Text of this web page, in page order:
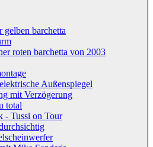
gelben barchetta
roten barchetta von 2003
Außenspiegel
mit Verzögerung
total
- Tussi on Tour